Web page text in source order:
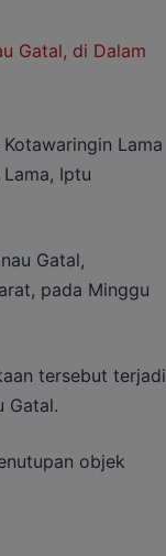
Lama
Iptu
Gatal,
pada Minggu
tersebut terjadi
Gatal.
objek